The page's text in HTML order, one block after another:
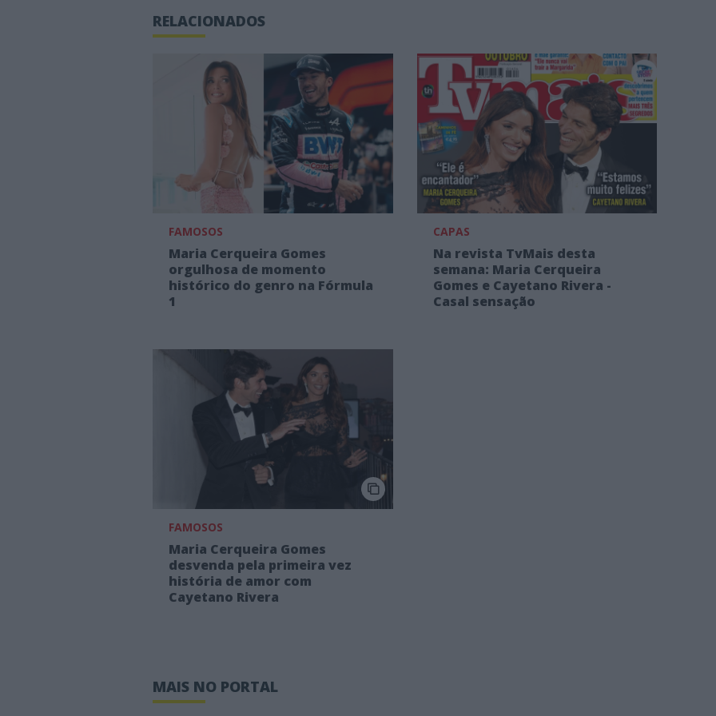
RELACIONADOS
FAMOSOS
Maria Cerqueira Gomes
orgulhosa de momento
histórico do genro na Fórmula
1
CAPAS
Na revista TvMais desta
semana: Maria Cerqueira
Gomes e Cayetano Rivera -
Casal sensação
FAMOSOS
Maria Cerqueira Gomes
desvenda pela primeira vez
história de amor com
Cayetano Rivera
MAIS NO PORTAL